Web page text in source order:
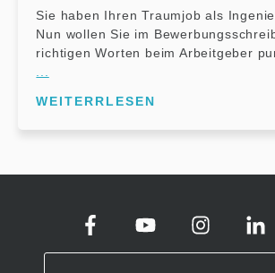
Sie haben Ihren Traumjob als
Nun wollen Sie im
richtigen Worten beim Arbeitgeber
WEITERRLESEN